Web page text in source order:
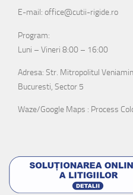
E-mail: office@cutii-rigide.ro
Program:
Luni – Vineri 8:00 – 16:00
Adresa: Str. Mitropolitul
Bucuresti, Sector 5
Waze/Google Maps : Process